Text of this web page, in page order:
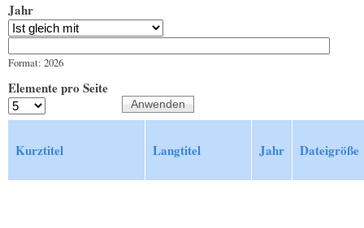
Jahr
Format: 2026
Elemente pro Seite
Kurztitel Langtitel Jahr Dateigröße